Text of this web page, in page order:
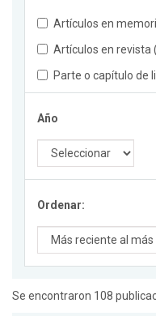
Artículos en
Artículos en revista
Parte o capítulo de
Año
Ordenar:
Se encontraron 108